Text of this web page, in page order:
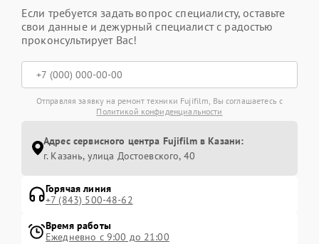
Если требуется задать вопрос специалисту, оставьте
свои данные и дежурный специалист с радостью
проконсультирует Вас!
Отправляя заявку на ремонт техники Fujifilm, Вы соглашаетесь с
Политикой конфиденциальности
Адрес сервисного центра Fujifilm в Казани:
г. Казань, улица Достоевского, 40
Горячая линия
+7 (843) 500-48-62
Время работы
Ежедневно с 9:00 до 21:00